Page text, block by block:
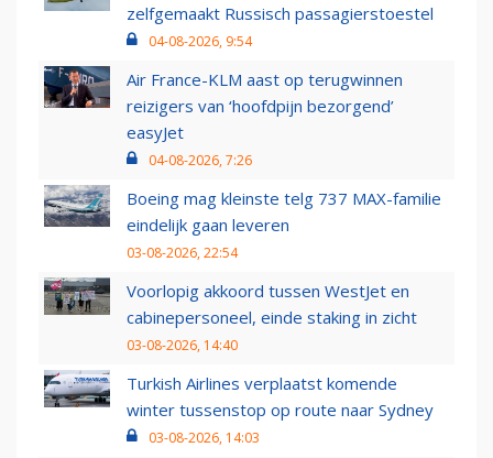
zelfgemaakt Russisch passagierstoestel
04-08-2026, 9:54
Air France-KLM aast op terugwinnen
reizigers van ‘hoofdpijn bezorgend’
easyJet
04-08-2026, 7:26
Boeing mag kleinste telg 737 MAX-familie
eindelijk gaan leveren
03-08-2026, 22:54
Voorlopig akkoord tussen WestJet en
cabinepersoneel, einde staking in zicht
03-08-2026, 14:40
Turkish Airlines verplaatst komende
winter tussenstop op route naar Sydney
03-08-2026, 14:03